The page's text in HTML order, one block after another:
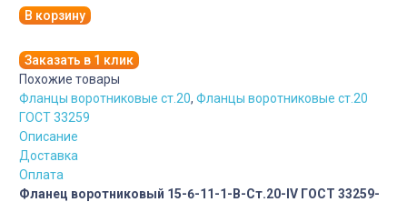
В корзину
Заказать в 1 клик
Похожие товары
Фланцы воротниковые ст.20, Фланцы воротниковые ст.20
ГОСТ 33259
Описание
Доставка
Оплата
Фланец воротниковый 15-6-11-1-B-Cт.20-IV ГОСТ 33259-